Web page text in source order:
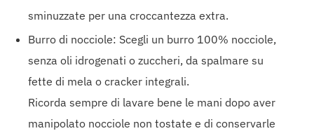
sminuzzate per una croccantezza extra.
Burro di nocciole: Scegli un burro 100% nocciole,
senza oli idrogenati o zuccheri, da spalmare su
fette di mela o cracker integrali.
Ricorda sempre di lavare bene le mani dopo aver
manipolato nocciole non tostate e di conservarle